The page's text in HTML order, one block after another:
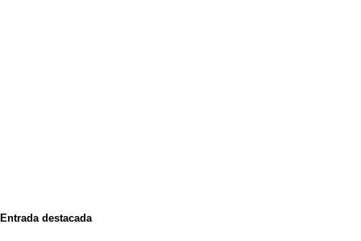
Entrada destacada